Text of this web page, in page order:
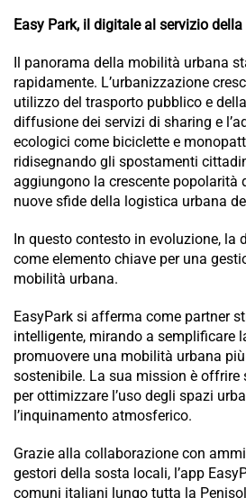
Easy Park, il digitale al servizio
Il panorama della mobilità urbana
rapidamente. L’urbanizzazione
utilizzo del trasporto pubblico e
diffusione dei servizi di sharing e
ecologici come biciclette e
ridisegnando gli spostamenti
aggiungono la crescente popolarità
nuove sfide della logistica urbana
In questo contesto in evoluzione, la
come elemento chiave per una
mobilità urbana.
EasyPark si afferma come partner
intelligente, mirando a semplificare
promuovere una mobilità urbana
sostenibile. La sua mission è
per ottimizzare l’uso degli spazi
l’inquinamento atmosferico.
Grazie alla collaborazione con
gestori della sosta locali, l’app
comuni italiani lungo tutta la